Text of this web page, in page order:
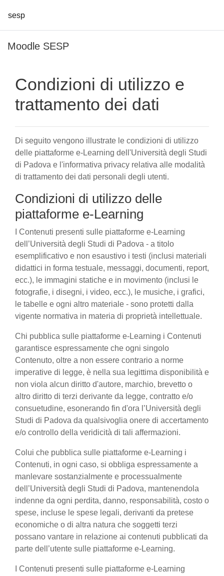
sesp
Moodle SESP
Condizioni di utilizzo e
trattamento dei dati
Di seguito vengono illustrate le condizioni di utilizzo
delle piattaforme e-Learning dell'Università degli Studi
di Padova e l'informativa privacy relativa alle modalità
di trattamento dei dati personali degli utenti.
Condizioni di utilizzo delle
piattaforme e-Learning
I Contenuti presenti sulle piattaforme e-Learning
dell’Università degli Studi di Padova - a titolo
esemplificativo e non esaustivo i testi (inclusi materiali
didattici in forma testuale, messaggi, documenti, report,
ecc.), le immagini statiche e in movimento (inclusi le
fotografie, i disegni, i video, ecc.), le musiche, i grafici,
le tabelle e ogni altro materiale - sono protetti dalla
vigente normativa in materia di proprietà intellettuale.
Chi pubblica sulle piattaforme e-Learning i Contenuti
garantisce espressamente che ogni singolo
Contenuto, oltre a non essere contrario a norme
imperative di legge, è nella sua legittima disponibilità e
non viola alcun diritto d'autore, marchio, brevetto o
altro diritto di terzi derivante da legge, contratto e/o
consuetudine, esonerando fin d'ora l’Università degli
Studi di Padova da qualsivoglia onere di accertamento
e/o controllo della veridicità di tali affermazioni.
Colui che pubblica sulle piattaforme e-Learning i
Contenuti, in ogni caso, si obbliga espressamente a
manlevare sostanzialmente e processualmente
dell’Università degli Studi di Padova, mantenendola
indenne da ogni perdita, danno, responsabilità, costo o
spese, incluse le spese legali, derivanti da pretese
economiche o di altra natura che soggetti terzi
possano vantare in relazione ai contenuti pubblicati da
parte dell’utente sulle piattaforme e-Learning.
I Contenuti presenti sulle piattaforme e-Learning